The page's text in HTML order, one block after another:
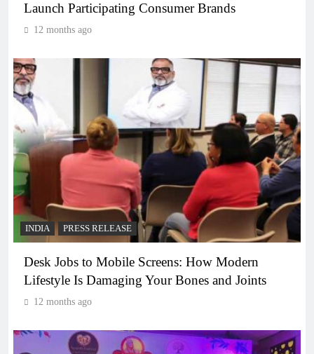
Launch Participating Consumer Brands
12 months ago
INDIA PRESS RELEASE
Desk Jobs to Mobile Screens: How Modern
Lifestyle Is Damaging Your Bones and Joints
12 months ago